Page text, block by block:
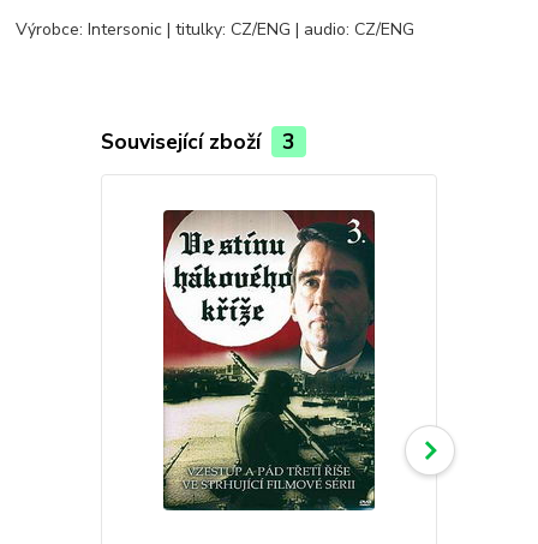
Výrobce: Intersonic | titulky: CZ/ENG | audio: CZ/ENG
Související zboží 3